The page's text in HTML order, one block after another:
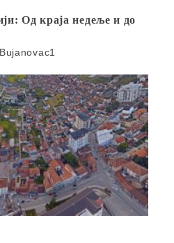
Од краја недеље и до